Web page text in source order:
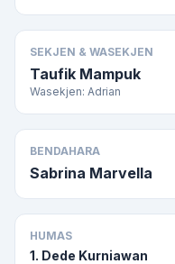
SEKJEN & WASEKJEN
Taufik Mampuk
Wasekjen: Adrian
BENDAHARA
Sabrina Marvella
HUMAS
1. Dede Kurniawan